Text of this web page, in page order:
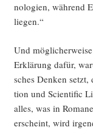
no­lo­gien, wäh­rend
liegen.“
Und
Erklä­rung dafür,
sches Den­ken
tion und Sci­en­ti­fic
alles, was in
erscheint, wird